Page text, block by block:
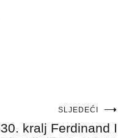
SLJEDEĆI
kralj Ferdinand I